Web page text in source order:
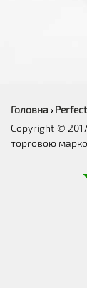
Головна ›
Copyright ©
торговою